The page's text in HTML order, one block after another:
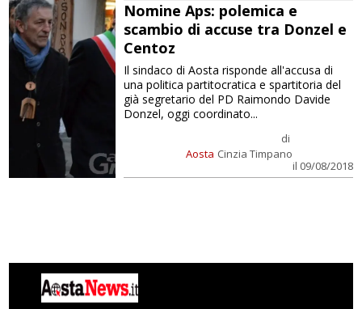
Nomine Aps: polemica e
scambio di accuse tra Donzel e
Centoz
Aosta
di
Cinzia Timpano
il 09/08/2018
Il sindaco di Aosta risponde all'accusa di
una politica partitocratica e spartitoria del
già segretario del PD Raimondo Davide
Donzel, oggi coordinato...